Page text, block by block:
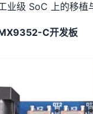
级 SoC 上的移植
C开发板